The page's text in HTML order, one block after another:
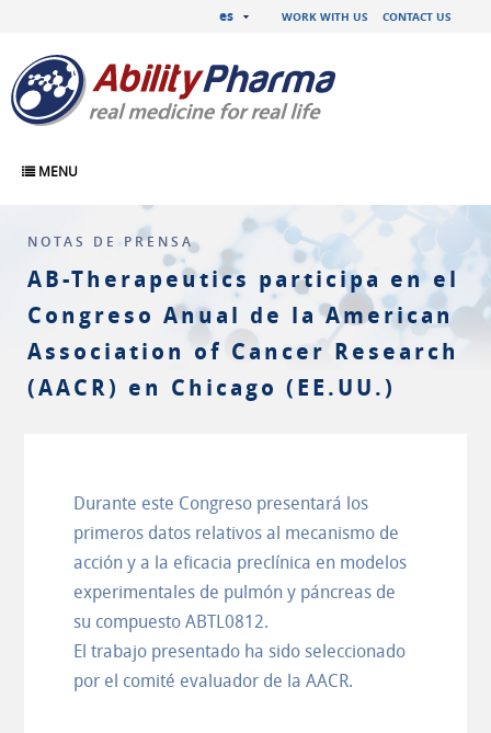
WORK WITH US CONTACT US
es
MENU
NOTAS DE PRENSA
AB-Therapeutics participa en el
Congreso Anual de la American
Association of Cancer Research
(AACR) en Chicago (EE.UU.)
Durante este Congreso presentará los
primeros datos relativos al mecanismo de
acción y a la eficacia preclínica en modelos
experimentales de pulmón y páncreas de
su compuesto ABTL0812.
El trabajo presentado ha sido seleccionado
por el comité evaluador de la AACR.